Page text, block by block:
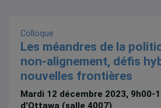
Colloque
Les méandres de la
non-alignement, défis
nouvelles frontières
Mardi 12 décembre 2023, 9h00-
d'Ottawa (salle 4007)